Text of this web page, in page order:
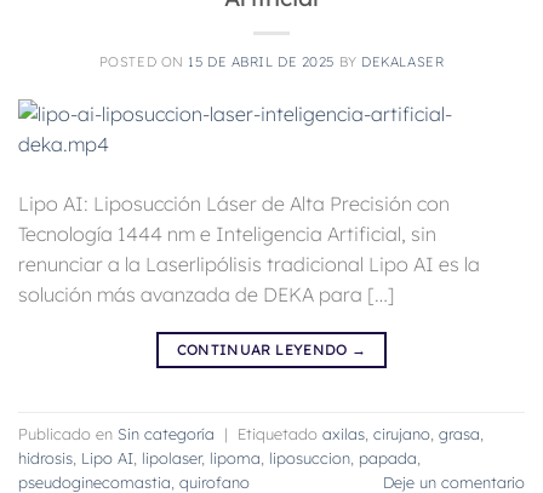
POSTED ON 15 DE ABRIL DE 2025 BY DEKALASER
Lipo AI: Liposucción Láser de Alta Precisión con
Tecnología 1444 nm e Inteligencia Artificial, sin
renunciar a la Laserlipólisis tradicional Lipo AI es la
solución más avanzada de DEKA para […]
CONTINUAR LEYENDO →
Publicado en Sin categoría | Etiquetado axilas cirujano grasa
hidrosis Lipo AI lipolaser, lipoma liposuccion papada
pseudoginecomastia quirofano Deje un comentario